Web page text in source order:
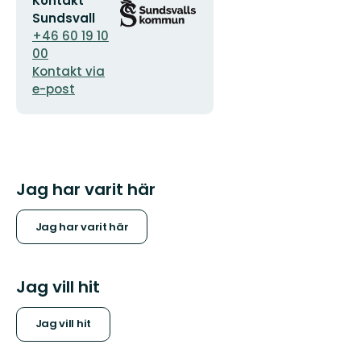
postadress
Sundsvall
+46 60 19 10
00
Kontakt via
e-post
logotyp
Jag har varit här
Jag har varit här
Jag vill hit
Jag vill hit